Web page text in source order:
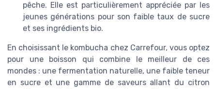
pêche. Elle est particulièrement appréciée par les
jeunes générations pour son faible taux de sucre
et ses ingrédients bio.
En choisissant le kombucha chez Carrefour, vous optez
pour une boisson qui combine le meilleur de ces
mondes : une fermentation naturelle, une faible teneur
en sucre et une gamme de saveurs allant du citron